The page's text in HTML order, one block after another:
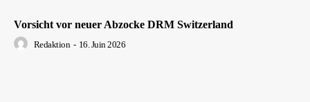
Vorsicht vor neuer Abzocke DRM Switzerland
Redaktion - 16. Juin 2026